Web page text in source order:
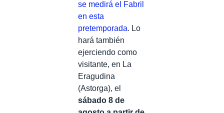
se medirá el Fabril
en esta
pretemporada. Lo
hará también
ejerciendo como
visitante, en La
Eragudina
(Astorga), el
sábado 8 de